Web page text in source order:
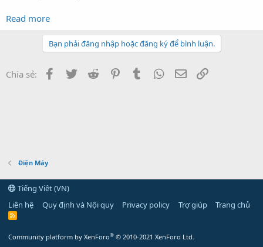
Read more
Bạn phải đăng nhập hoặc đăng ký để bình luận.
Chia sẻ: Facebook
Twitter Reddit PinterestTumblr WhatsApp
Email
Điện Máy
Tiếng Việt (VN)
Liên hệ
Quy định và Nội quy Privacy policy Trợ giúp Trang chủ
R
Community platform by XenForo® © 2010-2021 XenForo Ltd.